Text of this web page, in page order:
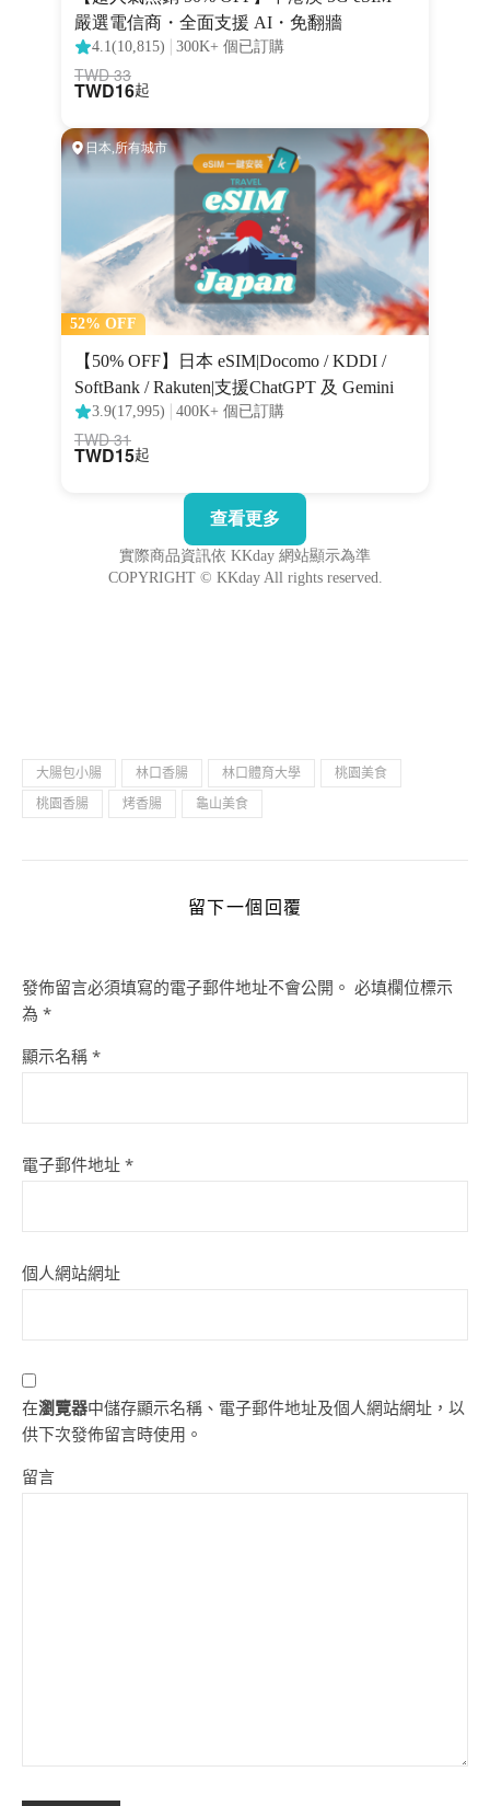
大腸包小腸 林口香腸 林口體育大學
桃園美食
桃園香腸
烤香腸 龜山美食
留下一個回覆
發佈留言必須填寫的電子郵件地址不會公開。 必填欄位標示
為 *
顯示名稱 *
電子郵件地址 *
個人網站網址
在瀏覽器中儲存顯示名稱、電子郵件地址及個人網站網址，以
供下次發佈留言時使用。
留言